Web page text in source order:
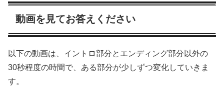
動画を見てお答えください
以下の動画は、イントロ部分とエンディング部分以外の
30秒程度の時間で、ある部分が少しずつ変化していきま
す。